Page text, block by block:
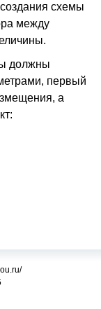
схемы
между
должны
первый
а